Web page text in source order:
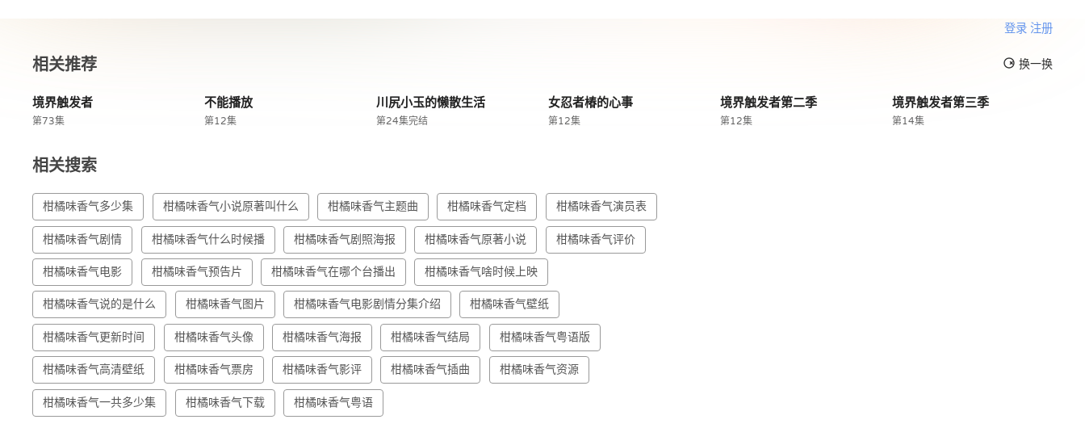
登录 注册
相关推荐 换一换
境界触发者
第73集
不能播放
第12集
川尻小玉的懒散生活
第24集完结
女忍者椿的心事
第12集
境界触发者第二季
第12集
境界触发者第三季
第14集
相关搜索
柑橘味香气多少集 柑橘味香气小说原著叫什么 柑橘味香气主题曲 柑橘味香气定档 柑橘味香气演员表
柑橘味香气剧情 柑橘味香气什么时候播 柑橘味香气剧照海报 柑橘味香气原著小说 柑橘味香气评价
柑橘味香气电影 柑橘味香气预告片 柑橘味香气在哪个台播出 柑橘味香气啥时候上映
柑橘味香气说的是什么 柑橘味香气图片 柑橘味香气电影剧情分集介绍 柑橘味香气壁纸
柑橘味香气更新时间 柑橘味香气头像 柑橘味香气海报 柑橘味香气结局 柑橘味香气粤语版
柑橘味香气高清壁纸 柑橘味香气票房 柑橘味香气影评 柑橘味香气插曲 柑橘味香气资源
柑橘味香气一共多少集 柑橘味香气下载 柑橘味香气粤语